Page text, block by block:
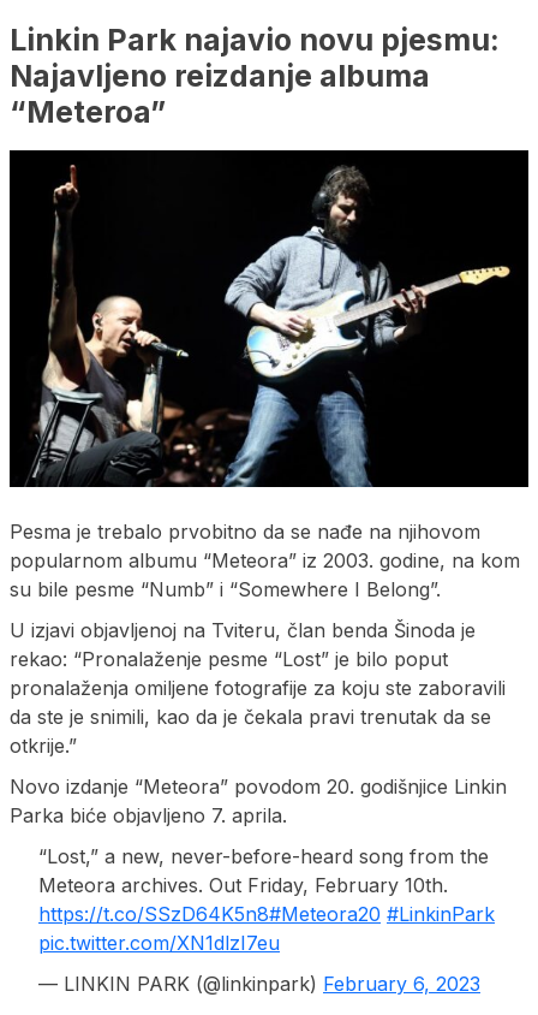
Linkin Park najavio novu pjesmu:
Najavljeno reizdanje albuma
“Meteroa”
Pesma je trebalo prvobitno da se nađe na njihovom
popularnom albumu “Meteora” iz 2003. godine, na kom
su bile pesme “Numb” i “Somewhere I Belong”.
U izjavi objavljenoj na Tviteru, član benda Šinoda je
rekao: “Pronalaženje pesme “Lost” je bilo poput
pronalaženja omiljene fotografije za koju ste zaboravili
da ste je snimili, kao da je čekala pravi trenutak da se
otkrije.”
Novo izdanje “Meteora” povodom 20. godišnjice Linkin
Parka biće objavljeno 7. aprila.
“Lost,” a new, never-before-heard song from the
Meteora archives. Out Friday, February 10th.
https://t.co/SSzD64K5n8#Meteora20 #LinkinPark
pic.twitter.com/XN1dlzI7eu
— LINKIN PARK (@linkinpark) February 6, 2023